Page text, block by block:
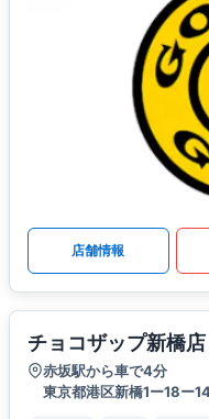
店舗情報
チョコザップ新橋店
赤坂駅から車で4分
東京都港区新橋1ー18ー